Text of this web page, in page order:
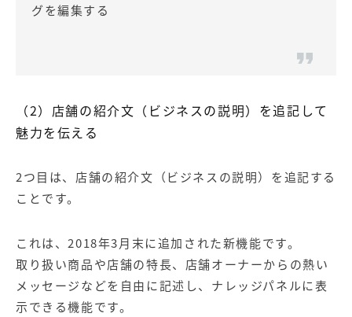
グを編集する
（2）店舗の紹介文（ビジネスの説明）を追記して
魅力を伝える
2つ目は、店舗の紹介文（ビジネスの説明）を追記する
ことです。
これは、2018年3月末に追加された新機能です。
取り扱い商品や店舗の特長、店舗オーナーからの熱い
メッセージなどを自由に記述し、ナレッジパネルに表
示できる機能です。